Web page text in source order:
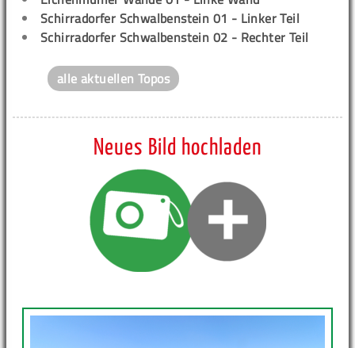
Schirradorfer Schwalbenstein 01 - Linker Teil
Schirradorfer Schwalbenstein 02 - Rechter Teil
alle aktuellen Topos
Neues Bild hochladen